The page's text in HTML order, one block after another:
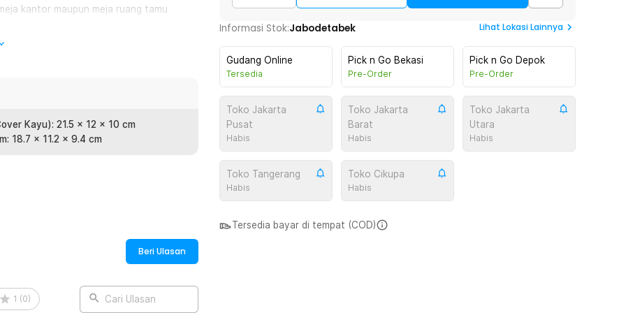
kantor maupun meja ruang tamu
tisu. Apabila sudah sedikit, bagian
dan plastik PP berkualitas yang
Kayu): 21.5 x 12 x 10 cm
18.7 x 11.2 x 9.4 cm
Beri Ulasan
1 (0) Cari Ulasan
Informasi Stok:Jabodetabek Lihat Lokasi Lainnya
Gudang Online
Tersedia
Pick n Go Bekasi
Pre-Order
Pick n Go Depok
Pre-Order
Toko Jakarta
Pusat
Habis
Toko Jakarta
Barat
Habis
Toko Jakarta
Utara
Habis
Toko Tangerang
Habis
Toko Cikupa
Habis
Tersedia bayar di tempat (COD)